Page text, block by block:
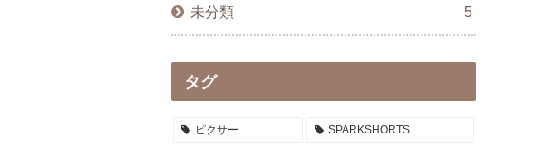
未分類 5
タグ
ピクサー SPARKSHORTS